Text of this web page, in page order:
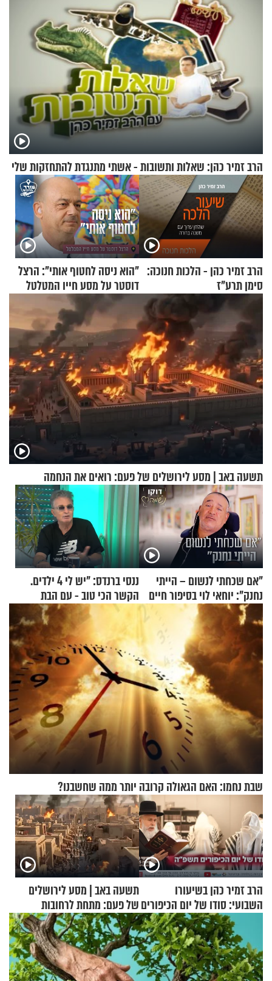
הרב זמיר כהן: שאלות ותשובות - אשתי מתנגדת להתחזקות שלי
הרב זמיר כהן - הלכות חנוכה:
סימן תרע"ז
"הוא ניסה לחטוף אותי": הרצל
דוסטר על מסע חייו המטלטל
תשעה באב | מסע לירושלים של פעם: רואים את הנחמה
"אם שכחתי לנשום – הייתי
נחנק": יוחאי לוי בסיפור חיים
מעורר השראה
ננסי ברנדס: "יש לי 4 ילדים.
הקשר הכי טוב - עם הבת
החרדית"
שבת נחמו: האם הגאולה קרובה יותר ממה שחשבנו?
הרב זמיר כהן בשיעורו
השבועי: סודו של יום הכיפורים
תשפ"ה
תשעה באב | מסע לירושלים
של פעם: מתחת לרחובות
ירושלים